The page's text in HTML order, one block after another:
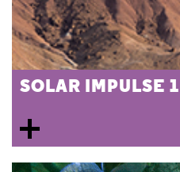
SOLAR IMPULSE 1